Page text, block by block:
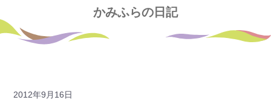
かみふらの日記
2012年9月16日